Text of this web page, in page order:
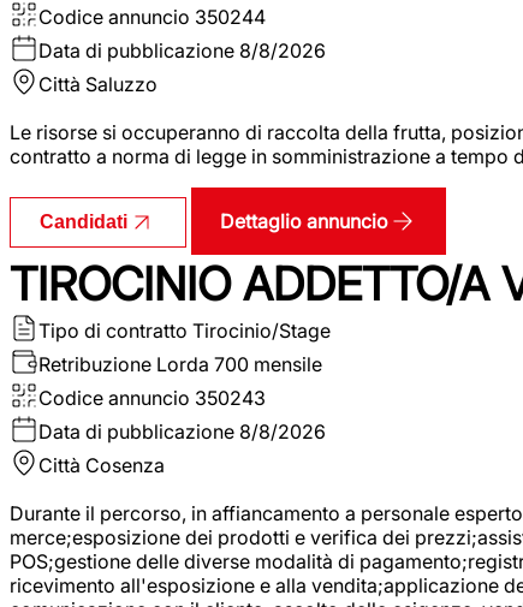
Codice annuncio 350244
Data di pubblicazione 8/8/2026
Città Saluzzo
Le risorse si occuperanno di raccolta della frutta,
contratto a norma di legge in somministrazione a tempo
Candidati Dettaglio annuncio
TIROCINIO ADDETTO/A
Tipo di contratto Tirocinio/Stage
Retribuzione Lorda 700 mensile
Codice annuncio 350243
Data di pubblicazione 8/8/2026
Città Cosenza
Durante il percorso, in affiancamento a personale
merce;esposizione dei prodotti e verifica dei
POS;gestione delle diverse modalità di
ricevimento all'esposizione e alla vendita;applicazione